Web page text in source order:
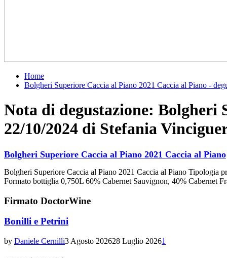
Home
Bolgheri Superiore Caccia al Piano 2021 Caccia al Piano -
Nota di degustazione: Bolgheri
22/10/2024 di Stefania
Bolgheri Superiore Caccia al Piano 2021 Caccia al Piano
Bolgheri Superiore Caccia al Piano 2021 Caccia al Piano Tipologia
Formato bottiglia 0,750L 60% Cabernet Sauvignon, 40% Cabernet
Firmato DoctorWine
Bonilli e Petrini
by Daniele Cernilli3 Agosto 202628 Luglio 20261